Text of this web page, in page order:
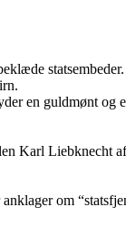
statsembeder.
en guldmønt
Karl Liebknecht
om